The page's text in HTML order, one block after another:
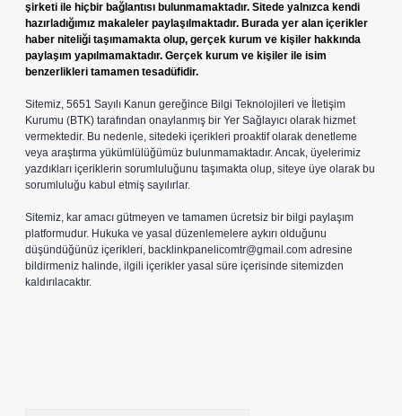
şirketi ile hiçbir bağlantısı bulunmamaktadır. Sitede yalnızca kendi
hazırladığımız makaleler paylaşılmaktadır. Burada yer alan içerikler
haber niteliği taşımamakta olup, gerçek kurum ve kişiler hakkında
paylaşım yapılmamaktadır. Gerçek kurum ve kişiler ile isim
benzerlikleri tamamen tesadüfidir.
Sitemiz, 5651 Sayılı Kanun gereğince Bilgi Teknolojileri ve İletişim
Kurumu (BTK) tarafından onaylanmış bir Yer Sağlayıcı olarak hizmet
vermektedir. Bu nedenle, sitedeki içerikleri proaktif olarak denetleme
veya araştırma yükümlülüğümüz bulunmamaktadır. Ancak, üyelerimiz
yazdıkları içeriklerin sorumluluğunu taşımakta olup, siteye üye olarak bu
sorumluluğu kabul etmiş sayılırlar.
Sitemiz, kar amacı gütmeyen ve tamamen ücretsiz bir bilgi paylaşım
platformudur. Hukuka ve yasal düzenlemelere aykırı olduğunu
düşündüğünüz içerikleri, backlinkpanelicomtr@gmail.com adresine
bildirmeniz halinde, ilgili içerikler yasal süre içerisinde sitemizden
kaldırılacaktır.